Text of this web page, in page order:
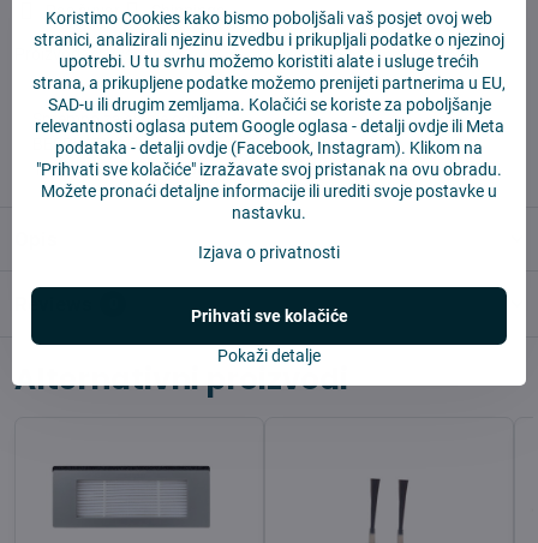
Pas čuvar Shippings
Proizvođač:Vysajto.sk
✅ Spremno za slanje odmah
✅ BESPLATNA dostava iznad 55 EUR
✅ 14 dana za povrat robe
Alternativni proizvodi
Koristimo Cookies kako bismo poboljšali vaš posjet ovoj web
stranici, analizirali njezinu izvedbu i prikupljali podatke o njezinoj
upotrebi. U tu svrhu možemo koristiti alate i usluge trećih
strana, a prikupljene podatke možemo prenijeti partnerima u EU,
SAD-u ili drugim zemljama. Kolačići se koriste za poboljšanje
relevantnosti oglasa putem Google oglasa -detalji ovdjeili Meta
podataka -detalji ovdje (Facebook, Instagram). Klikom na
"Prihvati sve kolačiće" izražavate svoj pristanak na ovu obradu.
Možete pronaći detaljne informacije ili urediti svoje postavke u
nastavku.
Izjava o privatnosti
Pokaži detalje
Prihvati sve kolačiće